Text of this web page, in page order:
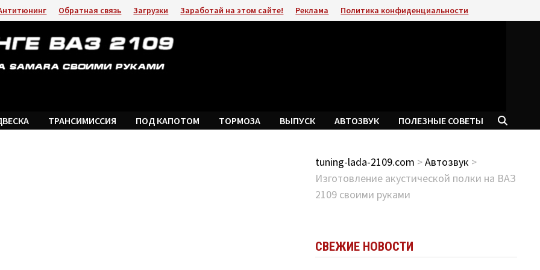
Обратная связь Загрузки Заработай на этом сайте! Реклама Политика конфиденциальности
ТРАНСИМИССИЯ ПОД КАПОТОМ ТОРМОЗА ВЫПУСК АВТОЗВУК ПОЛЕЗНЫЕ СОВЕТЫ
tuning-lada-2109.com >Автозвук >
Изготовление акустической полки на ВАЗ
2109 своими руками
СВЕЖИЕ НОВОСТИ